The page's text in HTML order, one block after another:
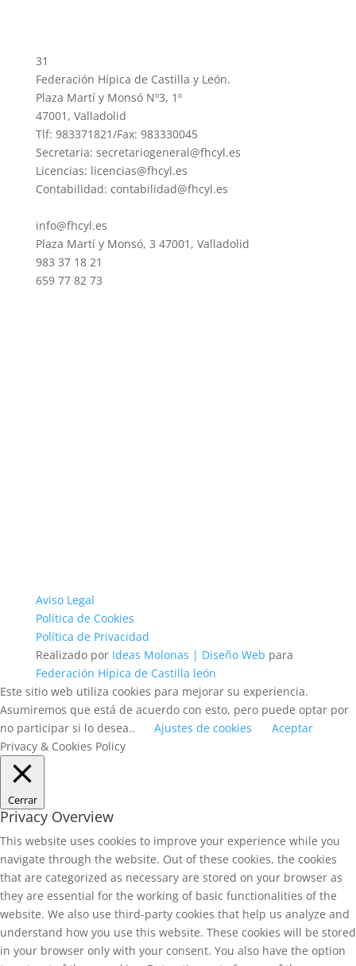
31
Federación Hípica de Castilla y León.
Plaza Martí y Monsó Nº3, 1º
47001, Valladolid
Tlf: 983371821/Fax: 983330045
Secretaria: secretariogeneral@fhcyl.es
Licencias: licencias@fhcyl.es
Contabilidad: contabilidad@fhcyl.es
info@fhcyl.es
Plaza Martí y Monsó, 3 47001, Valladolid
983 37 18 21
659 77 82 73
Aviso Legal
Política de Cookies
Política de Privacidad
Realizado por Ideas Molonas | Diseño Web para
Federación Hípica de Castilla león
Este sitio web utiliza cookies para mejorar su experiencia.
Asumiremos que está de acuerdo con esto, pero puede optar por
no participar si lo desea..
Ajustes de cookies
Aceptar
Privacy & Cookies Policy
Cerrar
Privacy Overview
This website uses cookies to improve your experience while you
navigate through the website. Out of these cookies, the cookies
that are categorized as necessary are stored on your browser as
they are essential for the working of basic functionalities of the
website. We also use third-party cookies that help us analyze and
understand how you use this website. These cookies will be stored
in your browser only with your consent. You also have the option